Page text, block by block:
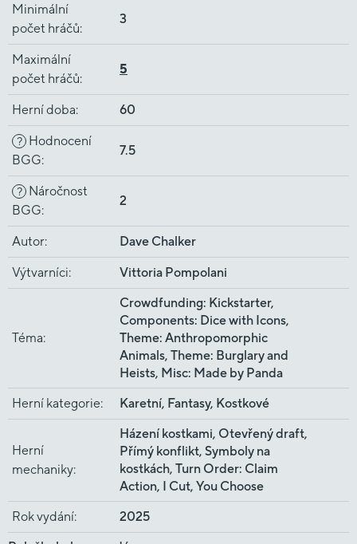
Minimální
počet hráčů:
3
Maximální
počet hráčů:
5
Herní doba: 60
? Hodnocení
BGG:
7.5
? Náročnost
BGG:
2
Autor: Dave Chalker
Výtvarníci: Vittoria Pompolani
Téma:
Crowdfunding: Kickstarter,
Components: Dice with Icons,
Theme: Anthropomorphic
Animals, Theme: Burglary and
Heists, Misc: Made by Panda
Herní kategorie: Karetní, Fantasy, Kostkové
Herní
mechaniky:
Házení kostkami, Otevřený draft,
Přímý konflikt, Symboly na
kostkách, Turn Order: Claim
Action, I Cut, You Choose
Rok vydání:
2025